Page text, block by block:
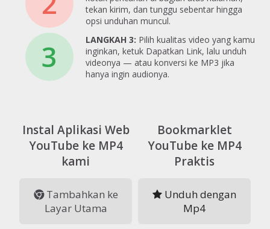
tekan kirim, dan tunggu sebentar hingga
opsi unduhan muncul.
3 LANGKAH 3: Pilih kualitas video yang kamu
inginkan, ketuk Dapatkan Link, lalu unduh
videonya — atau konversi ke MP3 jika
hanya ingin audionya.
Instal Aplikasi Web
YouTube ke MP4
kami
Tambahkan ke
Layar Utama
Bookmarklet
YouTube ke MP4
Praktis
Unduh dengan
Mp4